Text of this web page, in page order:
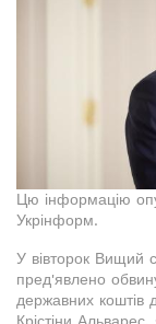
Цю інформацію
Укрінформ.
У вівторок Вищий
пред'явлено
державних коштів